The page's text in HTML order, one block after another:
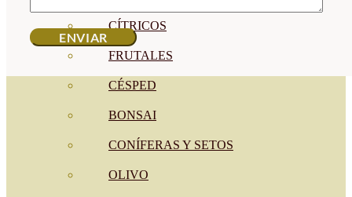
CÍTRICOS
FRUTALES
CÉSPED
BONSAI
CONÍFERAS Y SETOS
OLIVO